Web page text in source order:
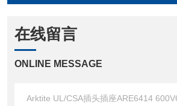
在线留言
ONLINE MESSAGE